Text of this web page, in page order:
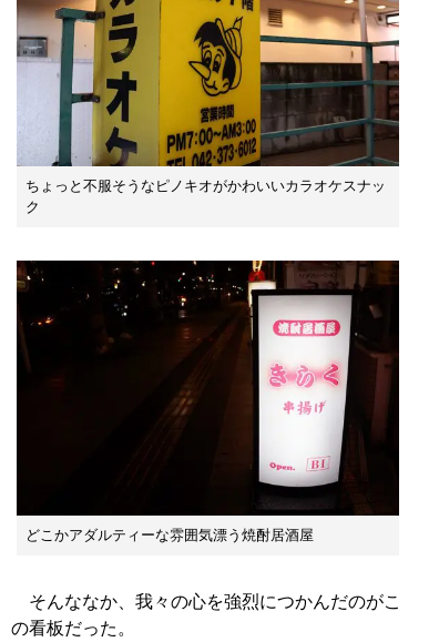
ちょっと不服そうなピノキオがかわいいカラオケスナッ
ク
どこかアダルティーな雰囲気漂う焼酎居酒屋
そんななか、我々の心を強烈につかんだのがこ
の看板だった。